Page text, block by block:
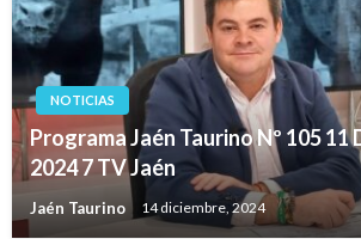
NOTICIAS
Programa Jaén Taurino Nº 105 11
2024 7 TV Jaén
Jaén Taurino 14 diciembre, 2024